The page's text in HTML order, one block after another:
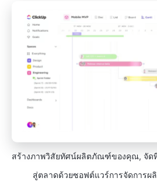
สร้างภาพวิสัยทัศน์ผลิตภัณฑ์ของคุณ, จัด
สู่ตลาดด้วยซอฟต์แวร์การจัดการ